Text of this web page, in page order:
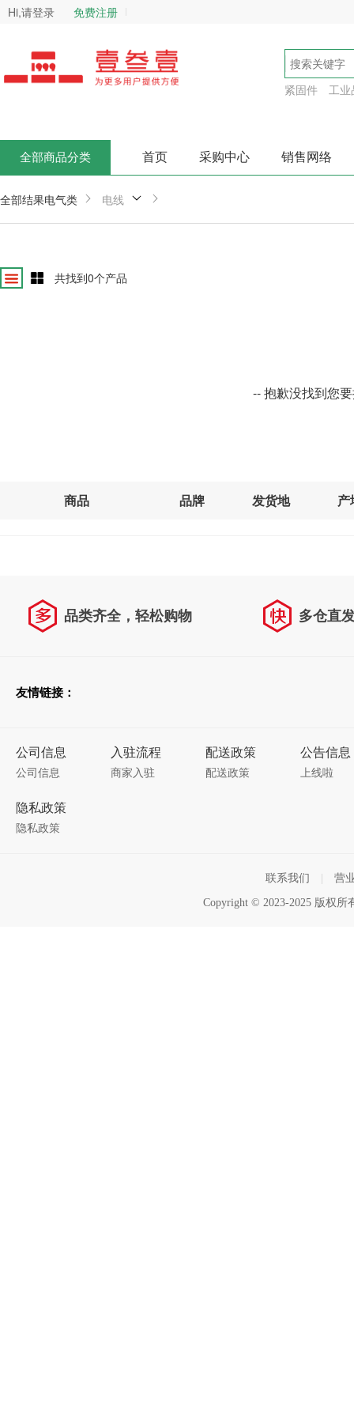
Hi,请登录 免费注册
紧固件 工业
全部商品分类 首页 采购中心 销售网络
全部结果电气类 电线
共找到0个产品
-- 抱歉没找到您
商品 品牌 发货地 产
品类齐全，轻松购物 多仓直
友情链接：
公司信息
公司信息
入驻流程
商家入驻
配送政策
配送政策
公告信息
上线啦
隐私政策
隐私政策
联系我们 营
Copyright © 2023-2025 版权所